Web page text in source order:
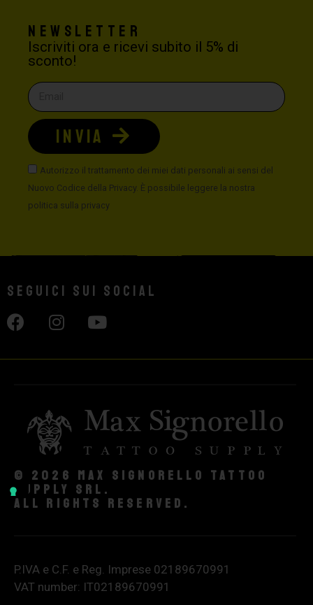
Newsletter
Iscriviti ora e ricevi subito il 5% di
sconto!
Autorizzo il trattamento dei miei dati personali ai sensi del
Nuovo Codice della Privacy. È possibile leggere la nostra
politica sulla privacy
INVIA
Seguici sui social
© 2026 Max Signorello Tattoo
supply srl.
All rights reserved.
P.IVA e C.F. e Reg. Imprese 02189670991
VAT number: IT02189670991